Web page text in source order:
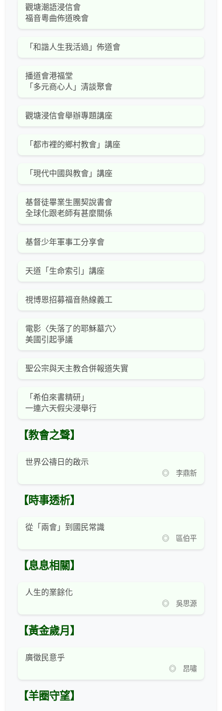
觀塘潮語浸信會
福音粵曲佈道晚會
「和諧人生我活過」佈道會
播道會港福堂
「多元商心人」清談聚會
觀塘浸信會舉辦專題講座
「都市裡的鄉村教會」講座
「現代中國與教會」講座
基督徒畢業生團契說書會
全球化跟老師有甚麼關係
基督少年軍事工分享會
天道「生命索引」講座
視博恩招募福音熱線義工
電影〈失落了的耶穌墓穴〉
美國引起爭議
聖公宗與天主教合併報道失實
「希伯來書精研」
一連六天假尖浸舉行
【教會之聲】
世界公禱日的啟示
◎ 李鼎新
【時事透析】
從「兩會」到國民常識
◎ 區伯平
【息息相關】
人生的業餘化
◎ 吳思源
【黃金歲月】
廣徵民意乎
◎ 昂嘯
【羊圈守望】